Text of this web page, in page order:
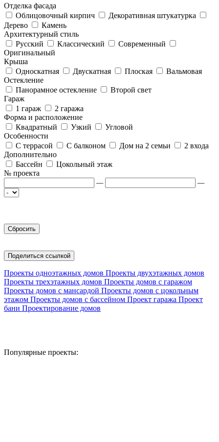
Отделка фасада
Облицовочный кирпич
Декоративная штукатурка
Дерево
Камень
Архитектурный стиль
Русский
Классический
Современный
Оригинальный
Крыша
Односкатная
Двускатная Плоская
Вальмовая
Остекление
Панорамное остекление
Второй свет
Гараж
1 гараж
2 гаража
Форма и расположение
Квадратный
Узкий
Угловой
Особенности
С террасой
С балконом Дом на 2 семьи
2 входа
Дополнительно
Бассейн
Цокольный этаж
№ проекта
—
—
Поделиться ссылкой
Проекты одноэтажных домов Проекты двухэтажных домов
Проекты трехэтажных домов Проекты домов с гаражом
Проекты домов с мансардой Проекты домов с цокольным
этажом Проекты домов с бассейном Проект гаража Проект
бани Проектирование домов
Популярные проекты: